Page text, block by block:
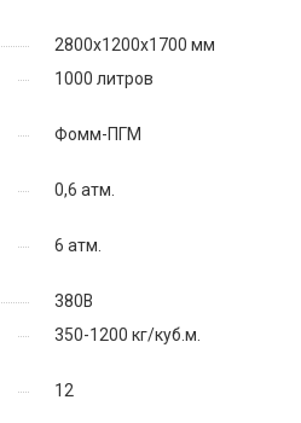
2800х1200х1700 мм
1000 литров
Фомм-ПГМ
0,6 атм.
6 атм.
380В
350-1200 кг/куб.м.
12